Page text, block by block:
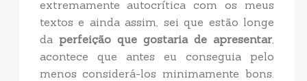
extremamente autocrítica com os meus
textos e ainda assim, sei que estão longe
da perfeição que gostaria de apresentar,
acontece que antes eu conseguia pelo
menos considerá-los minimamente bons.